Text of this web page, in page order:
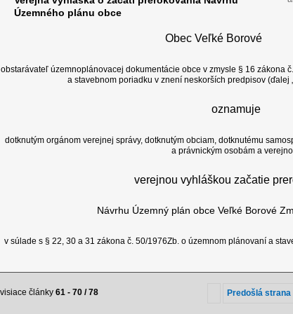
Územného plánu obce
Obec Veľké Borové
obstarávateľ územnoplánovacej dokumentácie obce v zmysle § 16 zákona
a stavebnom poriadku v znení neskorších predpisov (ďalej
oznamuje
dotknutým orgánom verejnej správy, dotknutým obciam, dotknutému
a právnickým osobám a
verejnou vyhláškou začatie
Návrhu Územný plán obce Veľké Borové
v súlade s § 22, 30 a 31 zákona č. 50/1976Zb. o územnom plánovaní a
články 61 - 70 / 78 Predošlá strana